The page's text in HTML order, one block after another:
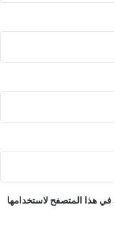
في هذا المتصفح لاستخدامها